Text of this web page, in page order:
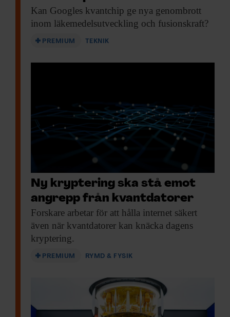
Prenumerera på
Inlogg till och app • E-tidning
Nyhetsbrev • Rabatt på våra
evenemang
Beställ i dag!
Kan Googles kvantchip ge nya genombrott
inom läkemedelsutveckling och fusionskraft?
PREMIUM TEKNIK
Ny kryptering ska stå emot
angrepp från kvantdatorer
Forskare arbetar för att hålla internet säkert
även när kvantdatorer kan knäcka dagens
kryptering.
PREMIUM RYMD & FYSIK